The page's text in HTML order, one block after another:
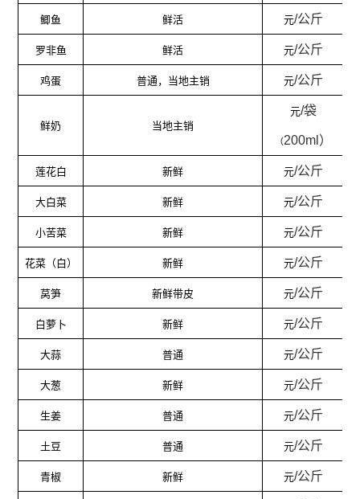
鲫鱼 鲜活 元/公斤
罗非鱼 鲜活 元/公斤
鸡蛋 普通，当地主销 元/公斤
鲜奶 当地主销
元/袋
（200ml ）
莲花白 新鲜 元/公斤
大白菜 新鲜 元/公斤
小苦菜 新鲜 元/公斤
花菜（白） 新鲜 元/公斤
莴笋 新鲜带皮 元/公斤
白萝卜 新鲜 元/公斤
大蒜 普通 元/公斤
大葱 新鲜 元/公斤
生姜 普通 元/公斤
土豆 普通 元/公斤
青椒 新鲜 元/公斤